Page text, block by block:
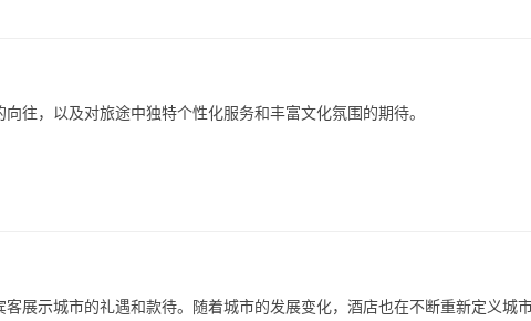
往，以及对旅途中独特个性化服务和丰富文化氛围的期待。
展示城市的礼遇和款待。随着城市的发展变化，酒店也在不断重新定义城